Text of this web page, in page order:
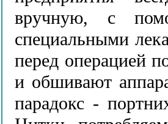
вручную, с
специальными
перед операцией
и обшивают
парадокс -